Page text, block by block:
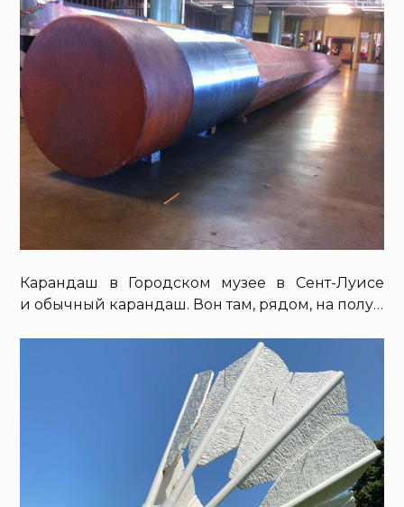
Карандаш в Городском музее в Сент-Луисе
и обычный карандаш. Вон там, рядом, на полу…